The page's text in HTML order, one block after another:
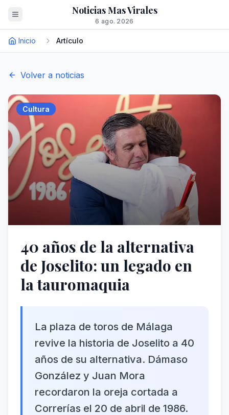
Noticias Mas Virales
6 ago. 2026
Inicio Artículo
Volver a noticias
Cultura
40 años de la alternativa
de Joselito: un legado en
la tauromaquia
La plaza de toros de Málaga
revive la historia de Joselito a 40
años de su alternativa. Dámaso
González y Juan Mora
recordaron la oreja cortada a
Correrías el 20 de abril de 1986.